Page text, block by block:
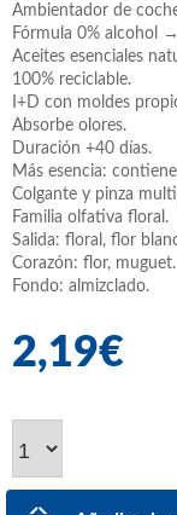
Ambientador de
Fórmula 0% alcohol
Aceites esenciales
100% reciclable.
I+D con moldes
Absorbe olores.
Duración +40 días.
Más esencia:
Colgante y pinza
Familia olfativa floral.
Salida: floral, flor
Corazón: flor, muguet.
Fondo: almizclado.
2,19€